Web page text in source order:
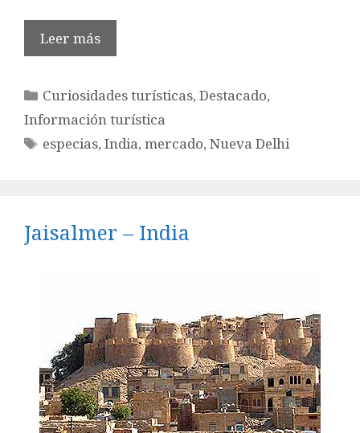
Leer más
Categorías
Curiosidades turísticas,Destacado,
Información turística
Etiquetas
especias,India,mercado,Nueva Delhi
Jaisalmer – India